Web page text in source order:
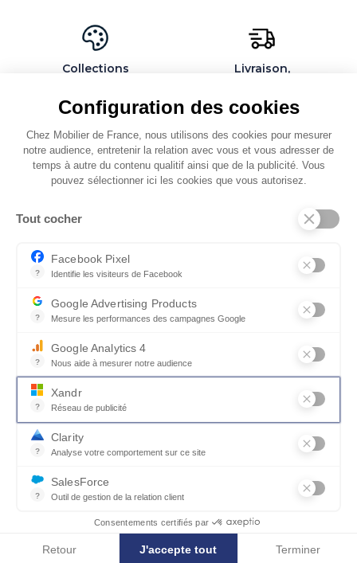
Configuration des cookies
Chez Mobilier de France, nous utilisons des cookies pour mesurer
notre audience, entretenir la relation avec vous et vous adresser de
temps à autre du contenu qualitif ainsi que de la publicité. Vous
pouvez sélectionner ici les cookies que vous autorisez.
Tout cocher
?
Facebook Pixel
Identifie les visiteurs de Facebook
?
Google Advertising Products
Mesure les performances des campagnes Google
?
Google Analytics 4
Nous aide à mesurer notre audience
Essentiel pour la gestion du site web, il permet de mesurer des
?
Xandr
Réseau de publicité
Xandr exploite une plateforme en ligne, Community, pour l'achat
?
Clarity
Analyse votre comportement sur ce site
?
SalesForce
Outil de gestion de la relation client
Consentements certifiés par
Retour J'accepte tout Terminer
Collections
personnalisables
Livraison,
montage par des
spécialistes
QUI SOMMES-NOUS
SERVICES ET PARTENAIRES
CONSEILS
CGV & POLICY